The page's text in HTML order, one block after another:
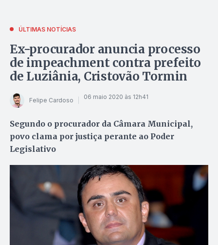
ÚLTIMAS NOTÍCIAS
Ex-procurador anuncia processo
de impeachment contra prefeito
de Luziânia, Cristovão Tormin
Felipe Cardoso 06 maio 2020 às 12h41
Segundo o procurador da Câmara Municipal,
povo clama por justiça perante ao Poder
Legislativo